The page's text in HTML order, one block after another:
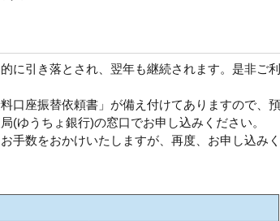
に引き落とされ、翌年も継続されます。是非ご
口座振替依頼書」が備え付けてありますので、
(ゆうちょ銀行)の窓口でお申し込みください。
手数をおかけいたしますが、再度、お申し込み